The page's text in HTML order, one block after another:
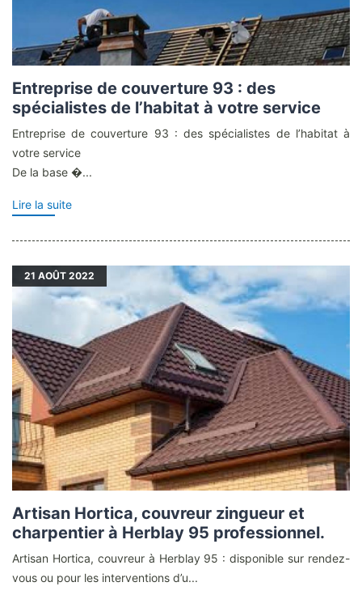
Entreprise de couverture 93 : des
spécialistes de l’habitat à votre service
Entreprise de couverture 93 : des spécialistes de l’habitat à
votre service
De la base �...
Lire la suite
21 AOÛT 2022
Artisan Hortica, couvreur zingueur et
charpentier à Herblay 95 professionnel.
Artisan Hortica, couvreur à Herblay 95 : disponible sur rendez-
vous ou pour les interventions d’u...